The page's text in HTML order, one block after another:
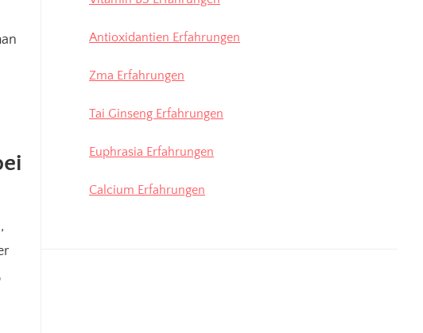
Antioxidantien Erfahrungen
Zma Erfahrungen
Tai Ginseng Erfahrungen
Euphrasia Erfahrungen
Calcium Erfahrungen